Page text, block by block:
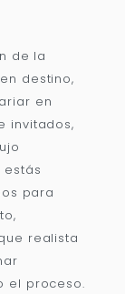
de la
destino,
en
invitados,
para
realista
el proceso.